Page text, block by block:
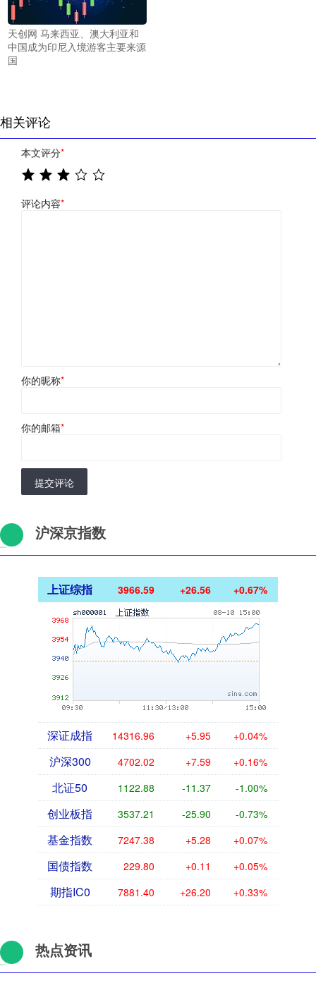
天创网 马来西亚、澳大利亚和
中国成为印尼入境游客主要来源
国
相关评论
本文评分*
评论内容*
你的昵称*
你的邮箱*
提交评论
沪深京指数
上证综指 3966.59 +26.56 +0.67%
深证成指 14316.96 +5.95 +0.04%
沪深300 4702.02 +7.59 +0.16%
北证50 1122.88 -11.37 -1.00%
创业板指 3537.21 -25.90 -0.73%
基金指数 7247.38 +5.28 +0.07%
国债指数 229.80 +0.11 +0.05%
期指IC0 7881.40 +26.20 +0.33%
热点资讯